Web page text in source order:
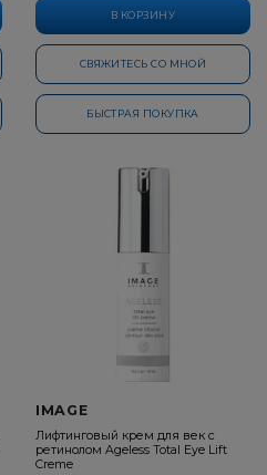
В КОРЗИНУ
СВЯЖИТЕСЬ СО МНОЙ
БЫСТРАЯ ПОКУПКА
IMAGE
Лифтинговый крем для век с
ретинолом Ageless Total Eye Lift
Creme